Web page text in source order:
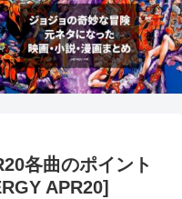
各曲のポイント
APR20]